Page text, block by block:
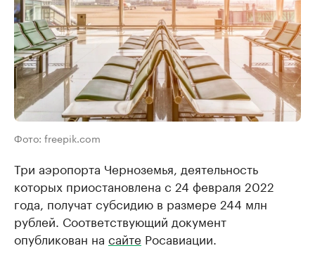
Фото: freepik.com
Три аэропорта Черноземья, деятельность
которых приостановлена с 24 февраля 2022
года, получат субсидию в размере 244 млн
рублей. Соответствующий документ
опубликован на сайте Росавиации.